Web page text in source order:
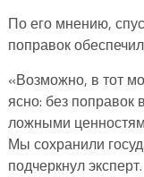
По его мнению,
поправок
«Возможно, в тот
ясно: без поправок
ложными
Мы сохранили
подчеркнул эксперт.